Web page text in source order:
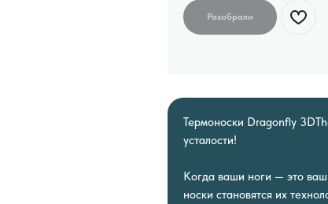
Термоноски Dragonfly
усталости!
Когда ваши ноги — это ваш
носки становятся их